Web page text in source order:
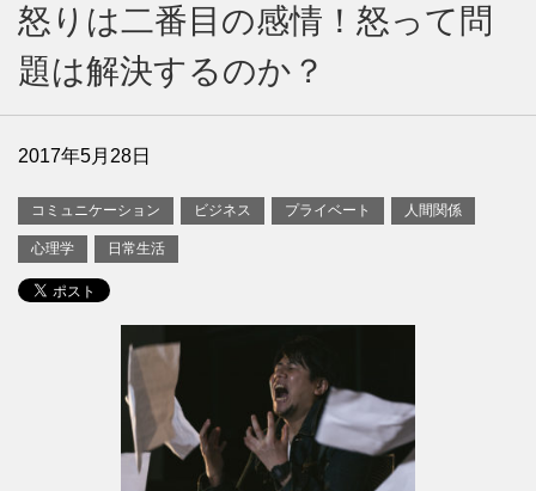
怒りは二番目の感情！怒って問
題は解決するのか？
2017年5月28日
コミュニケーション ビジネス プライベート 人間関係
心理学 日常生活